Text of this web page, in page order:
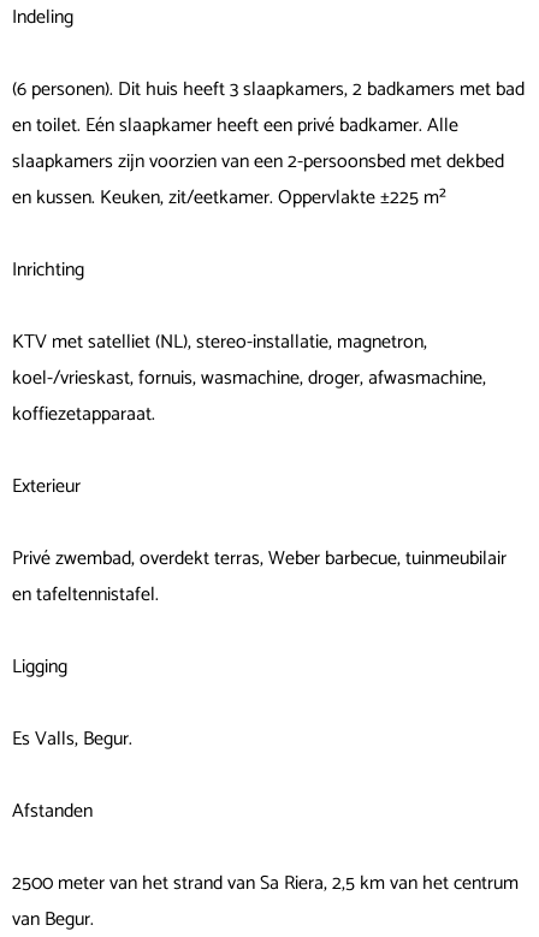
Indeling
(6 personen). Dit huis heeft 3 slaapkamers, 2 badkamers met bad
en toilet. Eén slaapkamer heeft een privé badkamer. Alle
slaapkamers zijn voorzien van een 2-persoonsbed met dekbed
en kussen. Keuken, zit/eetkamer. Oppervlakte ±225 m²
Inrichting
KTV met satelliet (NL), stereo-installatie, magnetron,
koel-/vrieskast, fornuis, wasmachine, droger, afwasmachine,
koffiezetapparaat.
Exterieur
Privé zwembad, overdekt terras, Weber barbecue, tuinmeubilair
en tafeltennistafel.
Ligging
Es Valls, Begur.
Afstanden
2500 meter van het strand van Sa Riera, 2,5 km van het centrum
van Begur.